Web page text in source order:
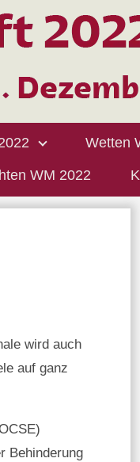
Wetten
WM 2022
wird auch
auf ganz
Behinderung